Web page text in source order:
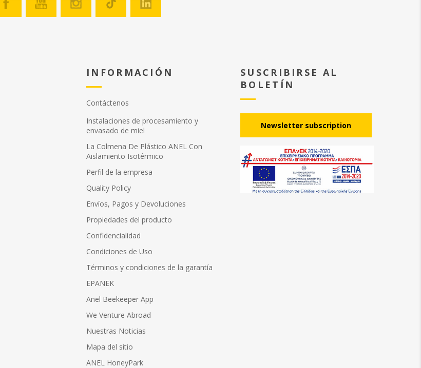
INFORMACIÓN
Contáctenos
Instalaciones de procesamiento y
envasado de miel
La Colmena De Plástico ANEL Con
Aislamiento Isotérmico
Perfil de la empresa
Quality Policy
Envíos, Pagos y Devoluciones
Propiedades del producto
Confidencialidad
Condiciones de Uso
Términos y condiciones de la garantía
EPANEK
Anel Beekeeper App
We Venture Abroad
Nuestras Noticias
Mapa del sitio
ANEL HoneyPark
SUSCRIBIRSE AL
BOLETÍN
Νewsletter subscription